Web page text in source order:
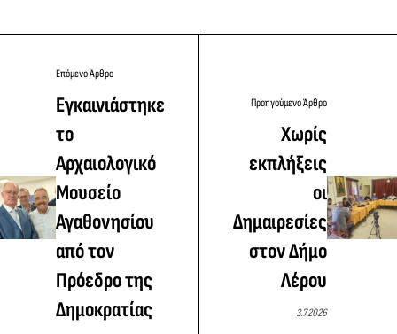
Επόμενο Άρθρο
Εγκαινιάστηκε
το
Αρχαιολογικό
Μουσείο
Αγαθονησίου
από τον
Πρόεδρο της
Δημοκρατίας
Προηγούμενο Άρθρο
Χωρίς
εκπλήξεις
οι
Δημαιρεσίες
στον Δήμο
Λέρου
3.7.2026